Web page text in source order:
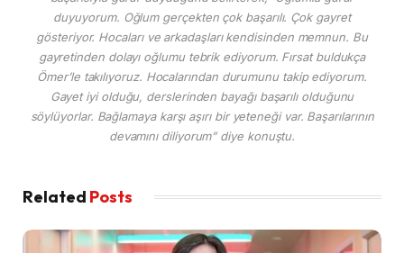
duyuyorum. Oğlum gerçekten çok başarılı. Çok gayret
gösteriyor. Hocaları ve arkadaşları kendisinden memnun. Bu
gayretinden dolayı oğlumu tebrik ediyorum. Fırsat buldukça
Ömer’le takılıyoruz. Hocalarından durumunu takip ediyorum.
Gayet iyi olduğu, derslerinden bayağı başarılı olduğunu
söylüyorlar. Bağlamaya karşı aşırı bir yeteneği var. Başarılarının
devamını diliyorum” diye konuştu.
Related Posts